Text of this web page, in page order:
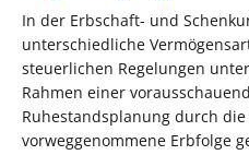
In der Erbschaft- und
unterschiedliche
steuerlichen Regelungen
Rahmen einer
Ruhestandsplanung durch
vorweggenommene Erbfolge